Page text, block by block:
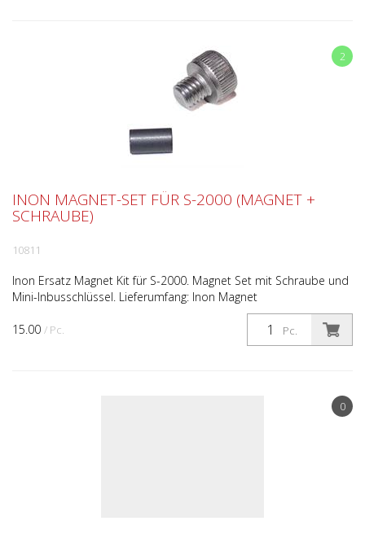
2
15.00 / Pc. Pc.
INON MAGNET-SET FÜR S-2000 (MAGNET +
SCHRAUBE)
10811
Inon Ersatz Magnet Kit für S-2000. Magnet Set mit Schraube und
Mini-Inbusschlüssel. Lieferumfang: Inon Magnet
0